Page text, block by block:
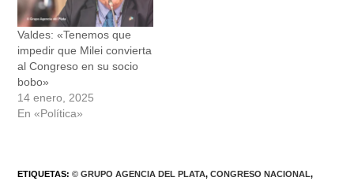
Valdes: «Tenemos que
impedir que Milei convierta
al Congreso en su socio
bobo»
14 enero, 2025
En «Política»
ETIQUETAS:© GRUPO AGENCIA DEL PLATA, CONGRESO NACIONAL,